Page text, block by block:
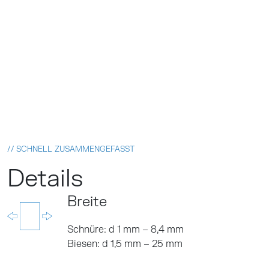
// SCHNELL ZUSAMMENGEFASST
Details
Breite
Schnüre: d 1 mm – 8,4 mm
Biesen: d 1,5 mm – 25 mm